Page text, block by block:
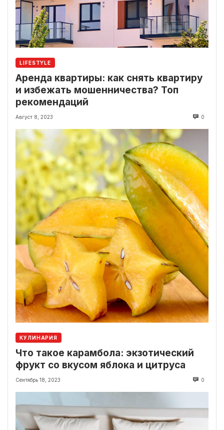
LIFESTYLE
Аренда квартиры: как снять квартиру
и избежать мошенничества? Топ
рекомендаций
Август 8, 2023 0
КУЛИНАРИЯ
Что такое карамбола: экзотический
фрукт со вкусом яблока и цитруса
Сентябрь 18, 2023 0